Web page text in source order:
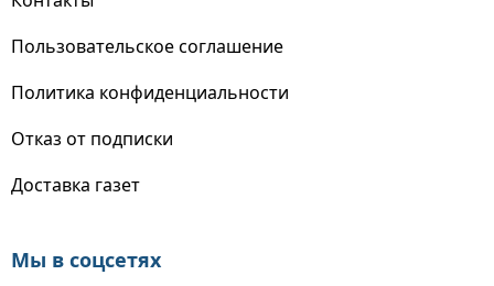
Пользовательское соглашение
Политика конфиденциальности
Отказ от подписки
Доставка газет
Мы в соцсетях